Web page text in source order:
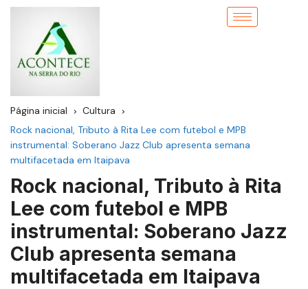
Página inicial
Cultura
Rock nacional, Tributo à Rita Lee com futebol e MPB
instrumental: Soberano Jazz Club apresenta semana
multifacetada em Itaipava
Rock nacional, Tributo à Rita
Lee com futebol e MPB
instrumental: Soberano Jazz
Club apresenta semana
multifacetada em Itaipava